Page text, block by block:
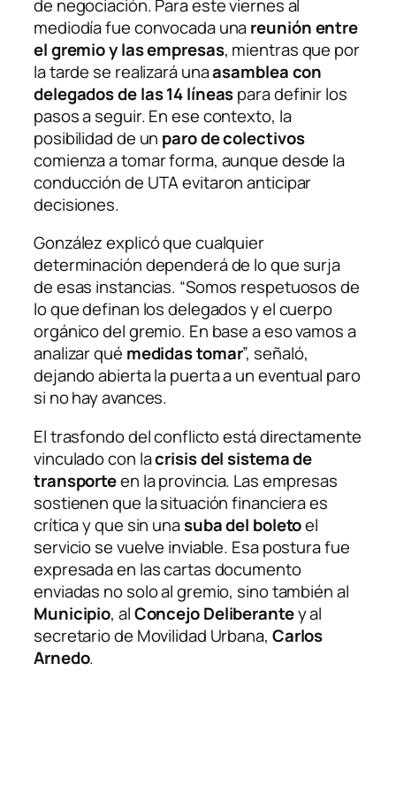
de negociación. Para este viernes al
mediodía fue convocada unareunión entre
el gremio y las empresas, mientras que por
la tarde se realizará unaasamblea con
delegados de las 14 líneaspara definir los
pasos a seguir. En ese contexto, la
posibilidad de un paro de colectivos
comienza a tomar forma, aunque desde la
conducción de UTA evitaron anticipar
decisiones.
González explicó que cualquier
determinación dependerá de lo que surja
de esas instancias. “Somos respetuosos de
lo que definan los delegados y el cuerpo
orgánico del gremio. En base a eso vamos a
analizar qué medidas tomar”, señaló,
dejando abierta la puerta a un eventual paro
si no hay avances.
El trasfondo del conflicto está directamente
vinculado con lacrisis del sistema de
transporteen la provincia. Las empresas
sostienen que la situación financiera es
crítica y que sin unasuba del boletoel
servicio se vuelve inviable. Esa postura fue
expresada en las cartas documento
enviadas no solo al gremio, sino también al
Municipio, alConcejo Deliberantey al
secretario de Movilidad Urbana, Carlos
Arnedo.